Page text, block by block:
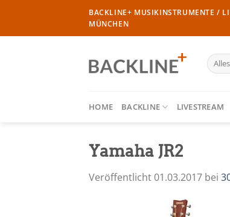
springen
BACKLINE+ MUSIKINSTRUMENTE /
MÜNCHEN
HOME BACKLINE LIVESTREAM
Yamaha JR2
Veröffentlicht 01.03.2017 bei